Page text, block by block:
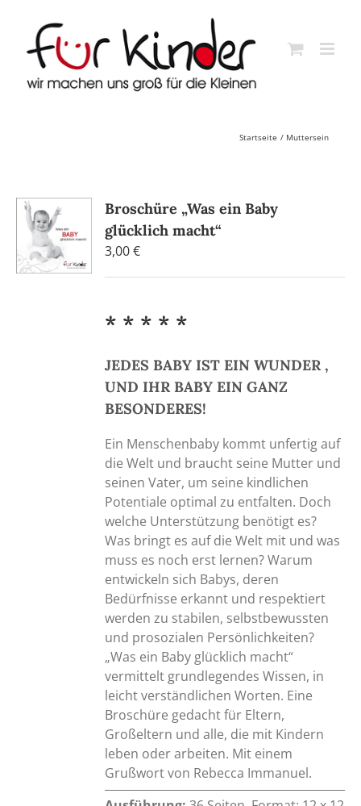
content
Startseite Muttersein
Broschüre „Was ein Baby
glücklich macht“
3,00€
* * * * *
JEDES BABY IST EIN WUNDER ,
UND IHR BABY EIN GANZ
BESONDERES!
Ein Menschenbaby kommt unfertig auf
die Welt und braucht seine Mutter und
seinen Vater, um seine kindlichen
Potentiale optimal zu entfalten. Doch
welche Unterstützung benötigt es?
Was bringt es auf die Welt mit und was
muss es noch erst lernen? Warum
entwickeln sich Babys, deren
Bedürfnisse erkannt und respektiert
werden zu stabilen, selbstbewussten
und prosozialen Persönlichkeiten?
„Was ein Baby glücklich macht“
vermittelt grundlegendes Wissen, in
leicht verständlichen Worten. Eine
Broschüre gedacht für Eltern,
Großeltern und alle, die mit Kindern
leben oder arbeiten. Mit einem
Grußwort von Rebecca Immanuel.